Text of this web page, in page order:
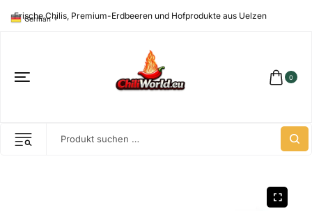
Frische Chilis, Premium-Erdbeeren und Hofprodukte aus Uelzen
0
German ▼